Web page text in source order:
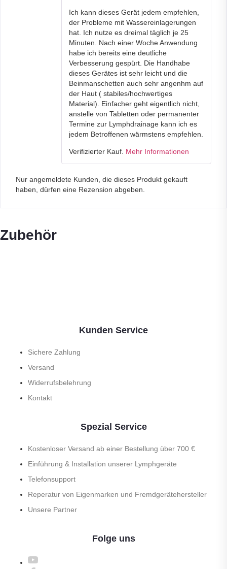
5von 5
Ich kann dieses Gerät jedem empfehlen,
der Probleme mit Wassereinlagerungen
hat. Ich nutze es dreimal täglich je 25
Minuten. Nach einer Woche Anwendung
habe ich bereits eine deutliche
Verbesserung gespürt. Die Handhabe
dieses Gerätes ist sehr leicht und die
Beinmanschetten auch sehr angenhm auf
der Haut ( stabiles/hochwertiges
Material). Einfacher geht eigentlich nicht,
anstelle von Tabletten oder permanenter
Termine zur Lymphdrainage kann ich es
jedem Betroffenen wärmstens empfehlen.
Verifizierter Kauf. Mehr Informationen
Nur angemeldete Kunden, die dieses Produkt gekauft
haben, dürfen eine Rezension abgeben.
Zubehör
Kunden Service
Sichere Zahlung
Versand
Widerrufsbelehrung
Kontakt
Spezial Service
Kostenloser Versand ab einer Bestellung über 700 €
Einführung & Installation unserer Lymphgeräte
Telefonsupport
Reperatur von Eigenmarken und Fremdgerätehersteller
Unsere Partner
Folge uns